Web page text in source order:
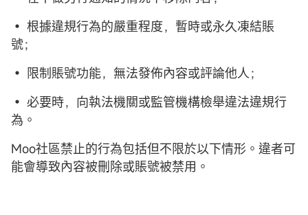
• 根據違規行為的嚴重程度，暫時或永久凍結賬
號；
• 限制賬號功能，無法發佈內容或評論他人；
• 必要時，向執法機關或監管機構檢舉違法違規行
為。
Moo社區禁止的行為包括但不限於以下情形。違者可
能會導致內容被刪除或賬號被禁用。